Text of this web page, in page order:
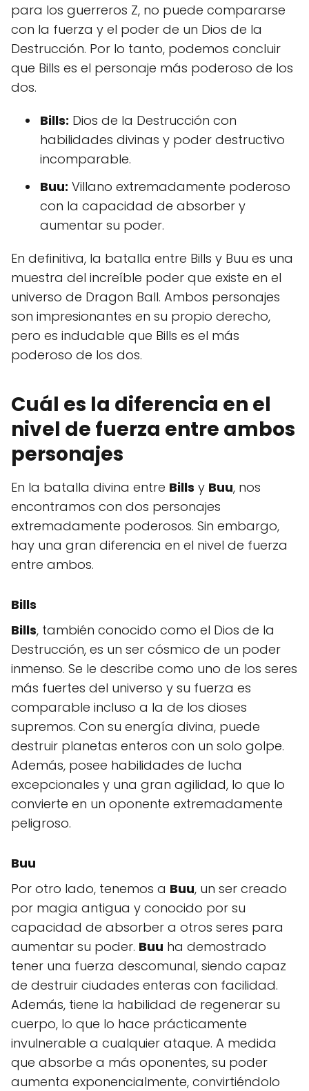
para los guerreros Z, no puede compararse
con la fuerza y el poder de un Dios de la
Destrucción. Por lo tanto, podemos concluir
que Bills es el personaje más poderoso de los
dos.
Bills: Dios de la Destrucción con
habilidades divinas y poder destructivo
incomparable.
Buu: Villano extremadamente poderoso
con la capacidad de absorber y
aumentar su poder.
En definitiva, la batalla entre Bills y Buu es una
muestra del increíble poder que existe en el
universo de Dragon Ball. Ambos personajes
son impresionantes en su propio derecho,
pero es indudable que Bills es el más
poderoso de los dos.
Cuál es la diferencia en el
nivel de fuerza entre ambos
personajes
En la batalla divina entre Bills y Buu, nos
encontramos con dos personajes
extremadamente poderosos. Sin embargo,
hay una gran diferencia en el nivel de fuerza
entre ambos.
Bills
Bills, también conocido como el Dios de la
Destrucción, es un ser cósmico de un poder
inmenso. Se le describe como uno de los seres
más fuertes del universo y su fuerza es
comparable incluso a la de los dioses
supremos. Con su energía divina, puede
destruir planetas enteros con un solo golpe.
Además, posee habilidades de lucha
excepcionales y una gran agilidad, lo que lo
convierte en un oponente extremadamente
peligroso.
Buu
Por otro lado, tenemos a Buu, un ser creado
por magia antigua y conocido por su
capacidad de absorber a otros seres para
aumentar su poder. Buu ha demostrado
tener una fuerza descomunal, siendo capaz
de destruir ciudades enteras con facilidad.
Además, tiene la habilidad de regenerar su
cuerpo, lo que lo hace prácticamente
invulnerable a cualquier ataque. A medida
que absorbe a más oponentes, su poder
aumenta exponencialmente, convirtiéndolo